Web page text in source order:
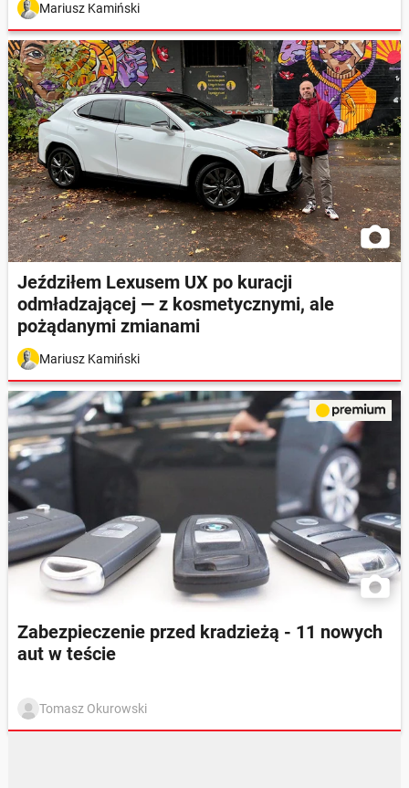
Mariusz Kamiński
Jeździłem Lexusem UX po kuracji
odmładzającej — z kosmetycznymi, ale
pożądanymi zmianami
Mariusz Kamiński
Zabezpieczenie przed kradzieżą - 11 nowych
aut w teście
Tomasz Okurowski